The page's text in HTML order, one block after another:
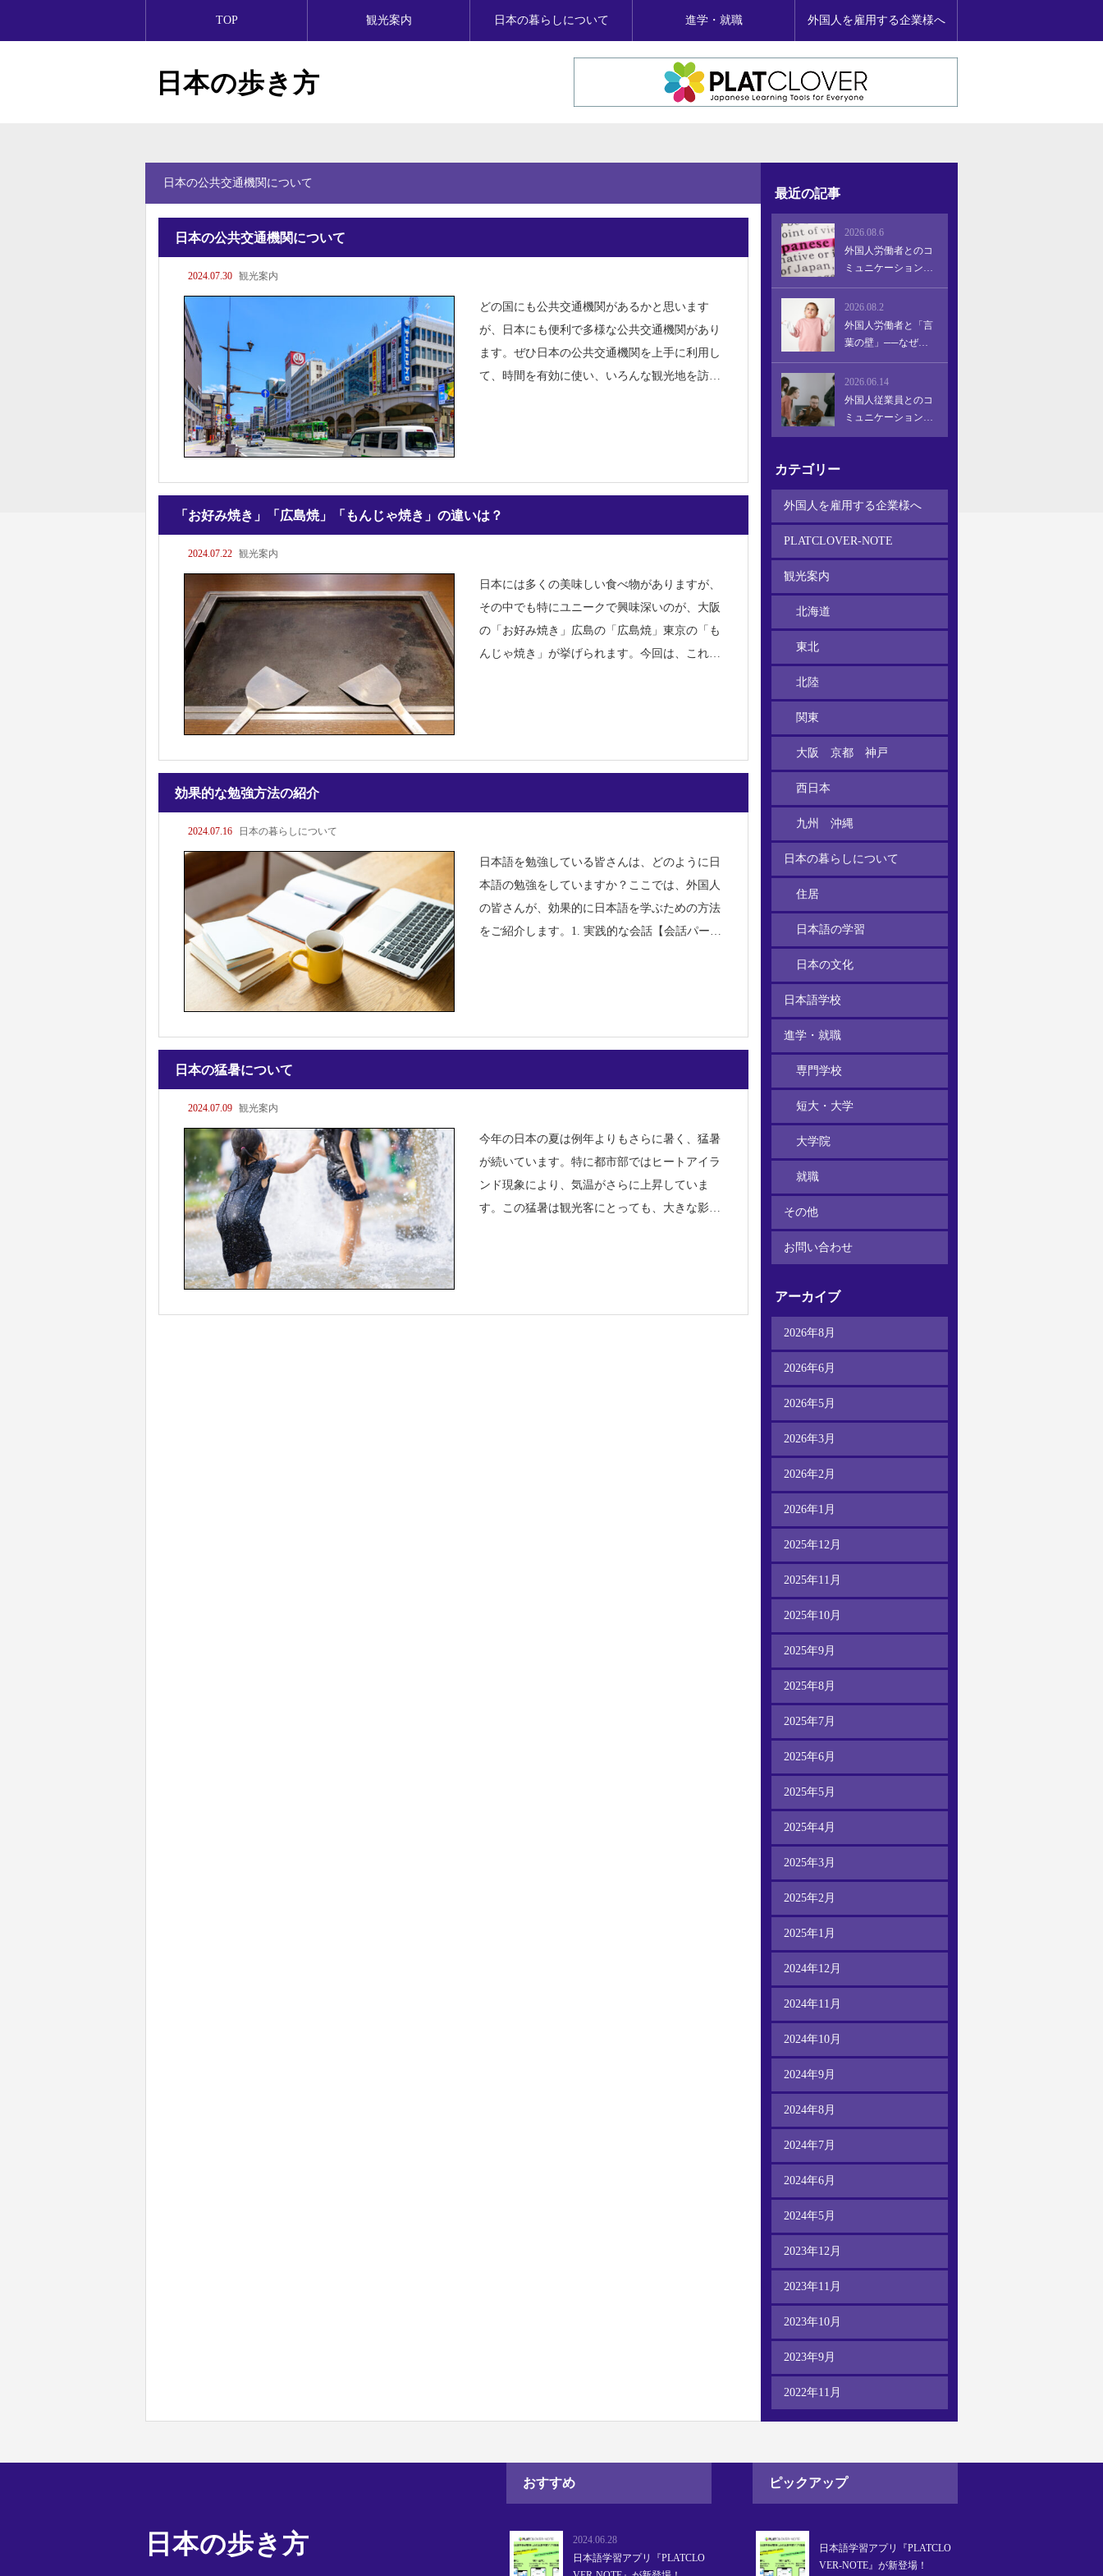
TOP 観光案内 日本の暮らしについて 進学・就職 外国人を雇用する企業様へ
日本の歩き方
日本の公共交通機関について
日本の公共交通機関について
2024.07.30 観光案内
どの国にも公共交通機関があるかと思います
が、日本にも便利で多様な公共交通機関があり
ます。ぜひ日本の公共交通機関を上手に利用し
て、時間を有効に使い、いろんな観光地を訪れ
「お好み焼き」「広島焼」「もんじゃ焼き」の違いは？
2024.07.22 観光案内
日本には多くの美味しい食べ物がありますが、
その中でも特にユニークで興味深いのが、大阪
の「お好み焼き」広島の「広島焼」東京の「も
んじゃ焼き」が挙げられます。今回は、これら
効果的な勉強方法の紹介
2024.07.16 日本の暮らしについて
日本語を勉強している皆さんは、どのように日
本語の勉強をしていますか？ここでは、外国人
の皆さんが、効果的に日本語を学ぶための方法
をご紹介します。1. 実践的な会話【会話パート
日本の猛暑について
2024.07.09 観光案内
今年の日本の夏は例年よりもさらに暑く、猛暑
が続いています。特に都市部ではヒートアイラ
ンド現象により、気温がさらに上昇していま
す。この猛暑は観光客にとっても、大きな影響
最近の記事
2026.08.6
外国人労働者とのコ
ミュニケーション問
題はどう解決する？
「言葉の壁」による
離職を防ぎ、定着・
活躍を促す実践的ア
2026.08.2
外国人労働者と「言
葉の壁」──なぜ企
業にとって放置でき
ない問題か
2026.06.14
外国人従業員とのコ
ミュニケーション改
善ガイド：定着と活
カテゴリー
外国人を雇用する企業様へ
PLATCLOVER-NOTE
観光案内
北海道
東北
北陸
関東
大阪 京都 神戸
西日本
九州 沖縄
日本の暮らしについて
住居
日本語の学習
日本の文化
日本語学校
進学・就職
専門学校
短大・大学
大学院
就職
その他
お問い合わせ
アーカイブ
2026年8月
2026年6月
2026年5月
2026年3月
2026年2月
2026年1月
2025年12月
2025年11月
2025年10月
2025年9月
2025年8月
2025年7月
2025年6月
2025年5月
2025年4月
2025年3月
2025年2月
2025年1月
2024年12月
2024年11月
2024年10月
2024年9月
2024年8月
2024年7月
2024年6月
2024年5月
2023年12月
2023年11月
2023年10月
2023年9月
2022年11月
おすすめ
2024.06.28
日本語学習アプリ『PLATCLO
ピックアップ
日本語学習アプリ『PLATCLO
VER-NOTE』が新登場！
日本の歩き方